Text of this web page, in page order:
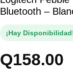
Bluetooth –
¡Hay
Q158.00